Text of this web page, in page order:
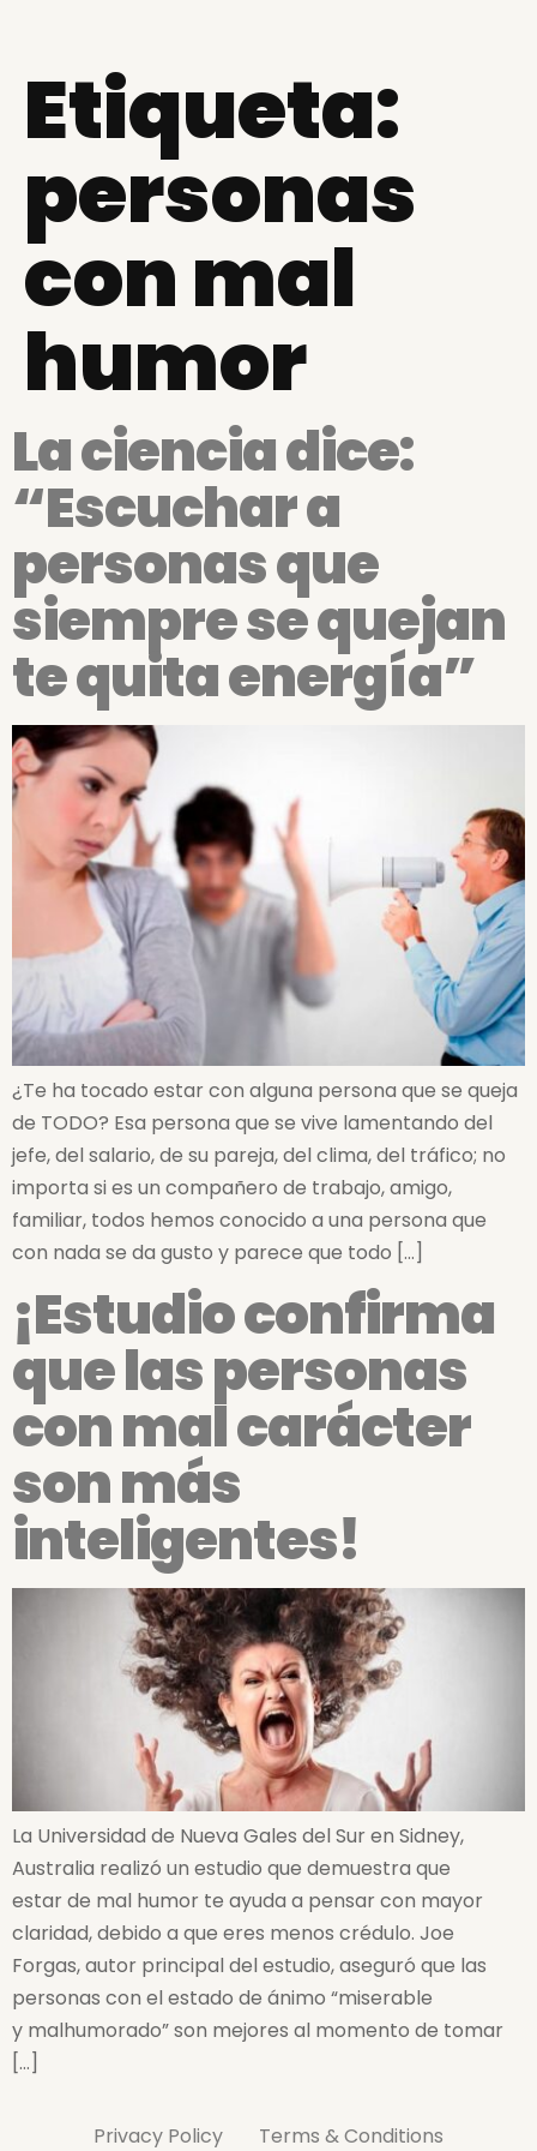
Etiqueta:
personas
con mal
humor
La ciencia dice:
“Escuchar a
personas que
siempre se quejan
te quita energía”
¿Te ha tocado estar con alguna persona que se queja
de TODO? Esa persona que se vive lamentando del
jefe, del salario, de su pareja, del clima, del tráfico; no
importa si es un compañero de trabajo, amigo,
familiar, todos hemos conocido a una persona que
con nada se da gusto y parece que todo […]
¡Estudio confirma
que las personas
con mal carácter
son más
inteligentes!
La Universidad de Nueva Gales del Sur en Sidney,
Australia realizó un estudio que demuestra que
estar de mal humor te ayuda a pensar con mayor
claridad, debido a que eres menos crédulo. Joe
Forgas, autor principal del estudio, aseguró que las
personas con el estado de ánimo “miserable
y malhumorado” son mejores al momento de tomar
[…]
Privacy Policy Terms & Conditions